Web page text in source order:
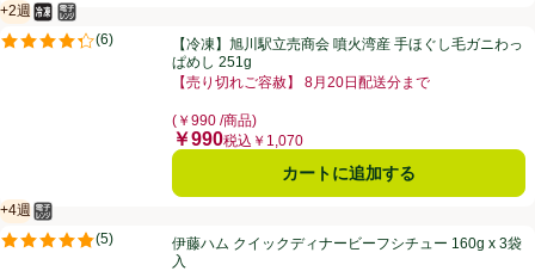
【冷凍】旭川駅立売商会 噴火湾産 手ほぐし毛ガニわっぱめし 251g
+2週
賞味・消費期限保証：2週間
冷凍食品
電子レンジ使用可
(6)
評価は6件のレビューで5点中4.3点。【冷凍】旭川駅立売商会 噴火湾産 手ほぐし毛ガニわっ
ぱめし 251g
【売り切れご容赦】 8月20日配送分まで
(￥990 /商品)
価格
￥990税込￥1,070
カートに追加する
伊藤ハム クイックディナービーフシチュー 160g x 3袋入
+4週
賞味・消費期限保証：4週間
電子レンジ使用可
(5)
評価は5件のレビューで5点中4.8点。伊藤ハム クイックディナービーフシチュー 160g x 3袋
入